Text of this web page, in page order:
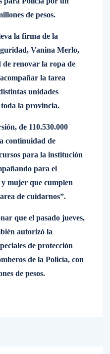
de pesos.
la firma de la
Vanina Merlo,
de renovar la ropa de
la tarea
unidades
toda la provincia.
de 110.530.000
continuidad de
para la institución
para el
mujer que cumplen
de cuidarnos”.
que el pasado jueves,
autorizó la
de protección
de la Policía, con
de pesos.